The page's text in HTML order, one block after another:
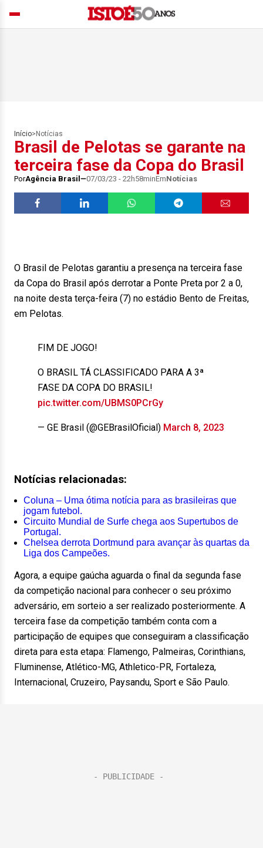
Início> Notícias
Brasil de Pelotas se garante na
terceira fase da Copa do Brasil
PorAgência Brasil 07/03/23 - 22h58minEmNotícias
O Brasil de Pelotas garantiu a presença na terceira fase
da Copa do Brasil após derrotar a Ponte Preta por 2 a 0,
na noite desta terça-feira (7) no estádio Bento de Freitas,
em Pelotas.
FIM DE JOGO!
O BRASIL TÁ CLASSIFICADO PARA A 3ª
FASE DA COPA DO BRASIL!
pic.twitter.com/UBMS0PCrGy
— GE Brasil (@GEBrasilOficial) March 8, 2023
Notícias relacionadas:
Coluna – Uma ótima notícia para as brasileiras que
jogam futebol.
Circuito Mundial de Surfe chega aos Supertubos de
Portugal.
Chelsea derrota Dortmund para avançar às quartas da
Liga dos Campeões.
Agora, a equipe gaúcha aguarda o final da segunda fase
da competição nacional para conhecer o seu próximo
adversário, em sorteio a ser realizado posteriormente. A
terceira fase da competição também conta com a
participação de equipes que conseguiram a classificação
direta para esta etapa: Flamengo, Palmeiras, Corinthians,
Fluminense, Atlético-MG, Athletico-PR, Fortaleza,
Internacional, Cruzeiro, Paysandu, Sport e São Paulo.